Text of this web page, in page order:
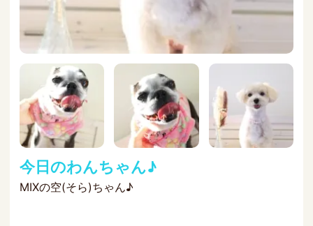
今日のわんちゃん♪
MIXの空(そら)ちゃん♪